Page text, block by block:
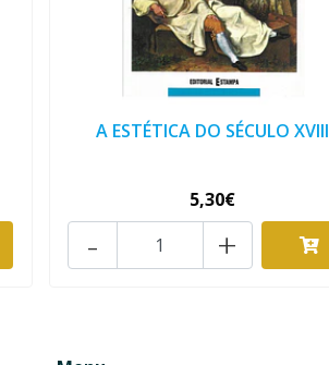
A ESTÉTICA DO SÉCULO XVIII
5,30€
+
-